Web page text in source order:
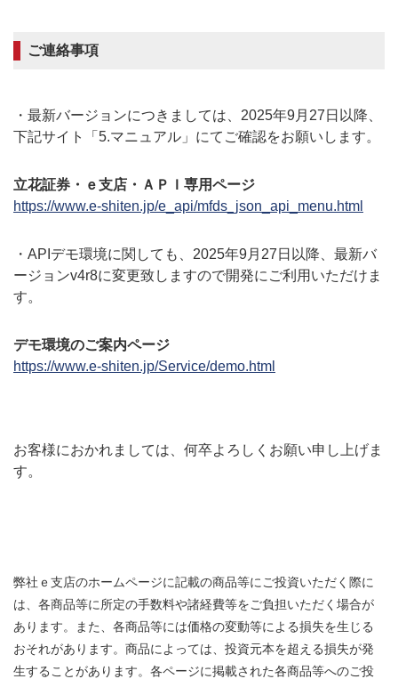
ご連絡事項
・最新バージョンにつきましては、2025年9月27日以降、
下記サイト「5.マニュアル」にてご確認をお願いします。
立花証券・ｅ支店・ＡＰＩ専用ページ
https://www.e-shiten.jp/e_api/mfds_json_api_menu.html
・APIデモ環境に関しても、2025年9月27日以降、最新バ
ージョンv4r8に変更致しますので開発にご利用いただけま
す。
デモ環境のご案内ページ
https://www.e-shiten.jp/Service/demo.html
お客様におかれましては、何卒よろしくお願い申し上げま
す。
弊社ｅ支店のホームページに記載の商品等にご投資いただく際に
は、各商品等に所定の手数料や諸経費等をご負担いただく場合が
あります。また、各商品等には価格の変動等による損失を生じる
おそれがあります。商品によっては、投資元本を超える損失が発
生することがあります。各ページに掲載された各商品等へのご投